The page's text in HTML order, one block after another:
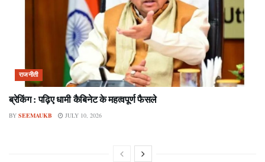
राजनीती
ब्रेकिंग : पढ़िए धामी कैबिनेट के महत्वपूर्ण फैसले
BY SEEMAUKB JULY 10, 2026